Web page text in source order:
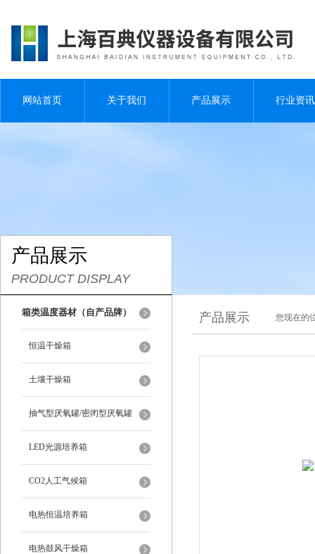
网站首页 关于我们 产品展示 行业资讯
产品展示
PRODUCT DISPLAY
箱类温度器材（自产品牌）
恒温干燥箱
土壤干燥箱
抽气型厌氧罐/密闭型厌氧罐
LED光源培养箱
CO2人工气候箱
电热恒温培养箱
电热鼓风干燥箱
产品展示 您现在的